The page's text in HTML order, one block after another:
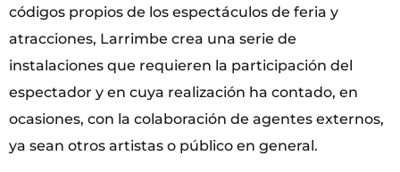
códigos propios de los espectáculos de feria y
atracciones, Larrimbe crea una serie de
instalaciones que requieren la participación del
espectador y en cuya realización ha contado, en
ocasiones, con la colaboración de agentes externos,
ya sean otros artistas o público en general.